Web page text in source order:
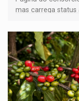
mas carrega status